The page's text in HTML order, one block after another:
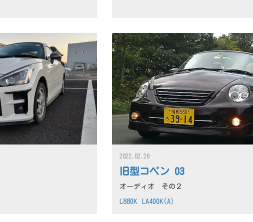
旧型コペン 03
2022.02.26
オーディオ その２
L880K LA400K(A）